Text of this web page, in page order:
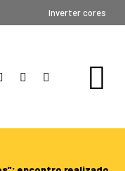
Inverter cores